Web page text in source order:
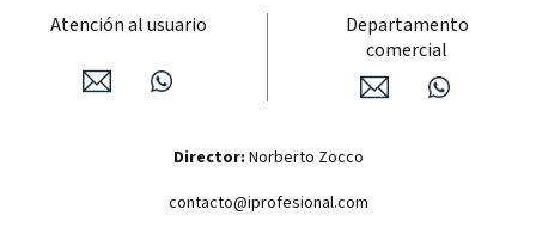
Atención al usuario
Departamento
comercial
Director: Norberto Zocco
contacto@iprofesional.com